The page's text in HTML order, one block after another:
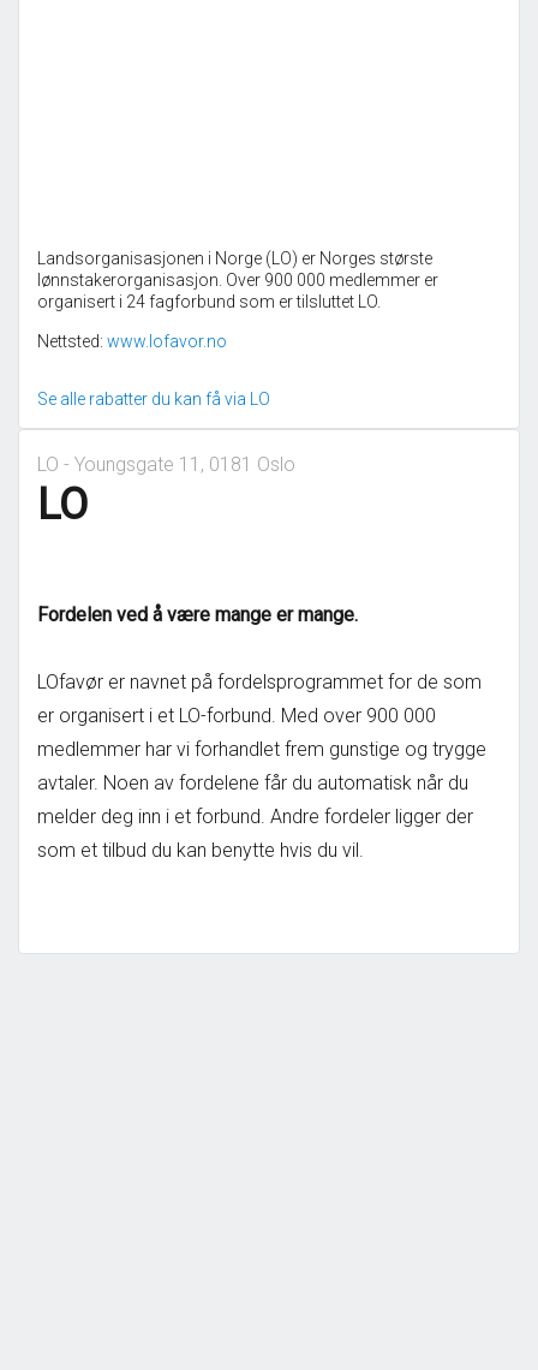
Landsorganisasjonen i Norge (LO) er Norges største
lønnstakerorganisasjon. Over 900 000 medlemmer er
organisert i 24 fagforbund som er tilsluttet LO.
Nettsted: www.lofavor.no
Se alle rabatter du kan få via LO
LO - Youngsgate 11, 0181 Oslo
LO
Fordelen ved å være mange er mange.
LOfavør er navnet på fordelsprogrammet for de som
er organisert i et LO-forbund. Med over 900 000
medlemmer har vi forhandlet frem gunstige og trygge
avtaler. Noen av fordelene får du automatisk når du
melder deg inn i et forbund. Andre fordeler ligger der
som et tilbud du kan benytte hvis du vil.